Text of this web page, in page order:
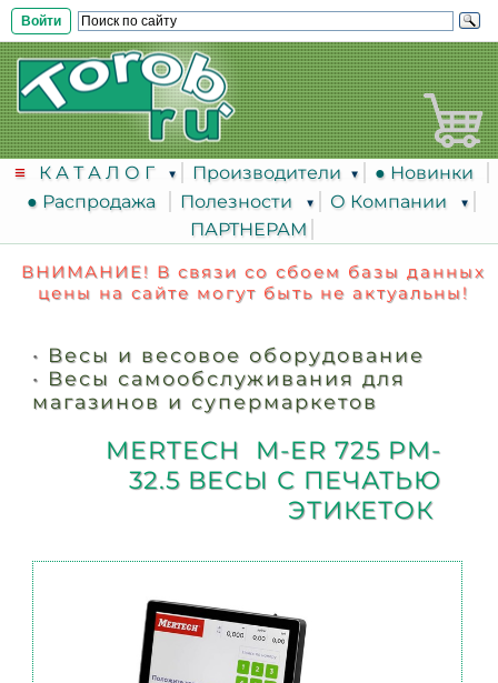
Войти
К А Т А Л О Г Производители
● Новинки
● Распродажа
Полезности
О Компании
ПАРТНЕРАМ
ВНИМАНИЕ! В связи со сбоем базы данных
цены на сайте могут быть не актуальны!
• Весы и весовое оборудование
• Весы самообслуживания для
магазинов и супермаркетов
MERTECH M-ER 725 PM-
32.5 ВЕСЫ С ПЕЧАТЬЮ
ЭТИКЕТОК